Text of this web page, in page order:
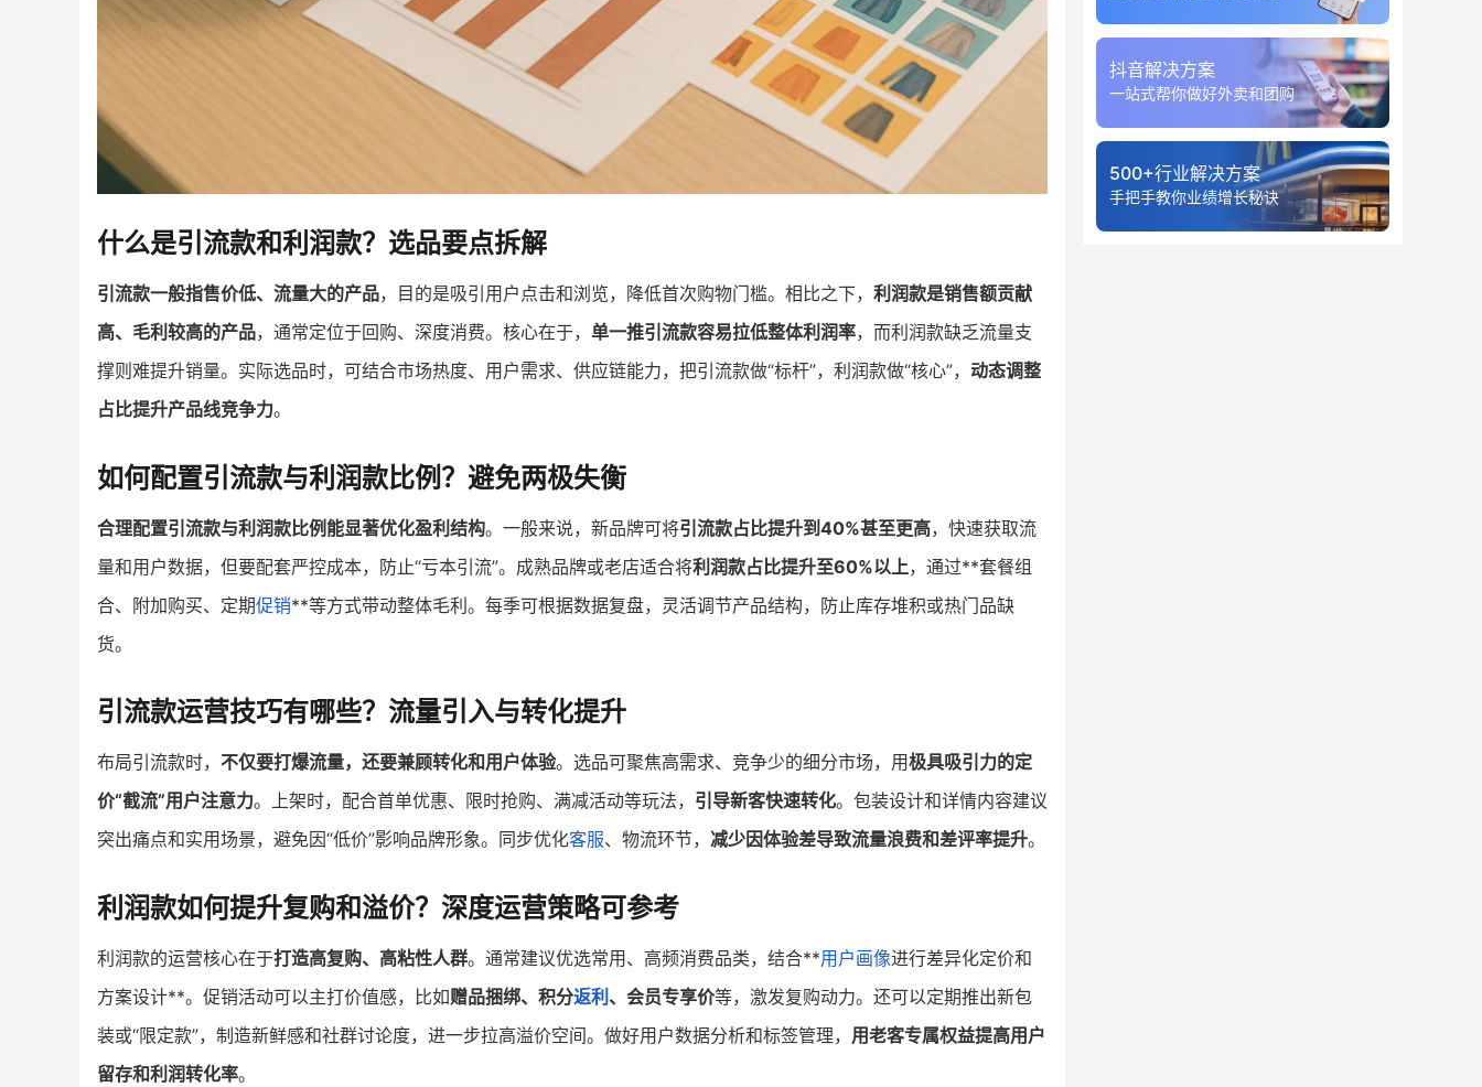
什么是引流款和利润款？选品要点拆解
引流款一般指售价低、流量大的产品，目的是吸引用户点击和浏览，降低首次购物门槛。相比之下， 利润款是销售额贡献
高、毛利较高的产品，通常定位于回购、深度消费。核心在于， 单一推引流款容易拉低整体利润率，而利润款缺乏流量支
撑则难提升销量。实际选品时，可结合市场热度、用户需求、供应链能力，把引流款做“标杆”，利润款做“核心”， 动态调整
占比提升产品线竞争力。
如何配置引流款与利润款比例？避免两极失衡
合理配置引流款与利润款比例能显著优化盈利结构。一般来说，新品牌可将引流款占比提升到40%甚至更高，快速获取流
量和用户数据，但要配套严控成本，防止“亏本引流”。成熟品牌或老店适合将利润款占比提升至60%以上，通过**套餐组
合、附加购买、定期促销**等方式带动整体毛利。每季可根据数据复盘，灵活调节产品结构，防止库存堆积或热门品缺
货。
引流款运营技巧有哪些？流量引入与转化提升
布局引流款时， 不仅要打爆流量，还要兼顾转化和用户体验。选品可聚焦高需求、竞争少的细分市场，用极具吸引力的定
价“截流”用户注意力。上架时，配合首单优惠、限时抢购、满减活动等玩法， 引导新客快速转化。包装设计和详情内容建议
突出痛点和实用场景，避免因“低价”影响品牌形象。同步优化客服、物流环节， 减少因体验差导致流量浪费和差评率提升。
利润款如何提升复购和溢价？深度运营策略可参考
利润款的运营核心在于打造高复购、高粘性人群。通常建议优选常用、高频消费品类，结合**用户画像进行差异化定价和
方案设计**。促销活动可以主打价值感，比如赠品捆绑、积分返利 、会员专享价等，激发复购动力。还可以定期推出新包
装或“限定款”，制造新鲜感和社群讨论度，进一步拉高溢价空间。做好用户数据分析和标签管理， 用老客专属权益提高用户
留存和利润转化率。
抖音解决方案
一站式帮你做好外卖和团购
500+行业解决方案
手把手教你业绩增长秘诀